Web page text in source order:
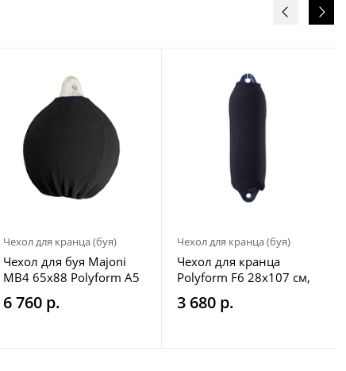
Чехол для кранца (буя)
Чехол для буя Majoni
MB4 65х88 Polyform A5
69x91 Ocean R5 68x90
Plastimo 65x88 черный
6 760 р.
Чехол для кранца (буя)
Чехол для кранца
Polyform F6 28x107 см,
Danfender 1242 30x113,
Ocean H9 30x107, Castro
3 680 р.